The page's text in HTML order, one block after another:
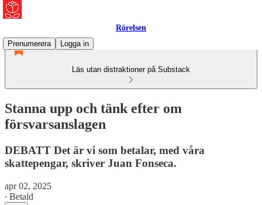
Rörelsen
Prenumerera
Logga in
Läs utan distraktioner på Substack
Stanna upp och tänk efter om
försvarsanslagen
DEBATT Det är vi som betalar, med våra
skattepengar, skriver Juan Fonseca.
apr 02, 2025
∙ Betald